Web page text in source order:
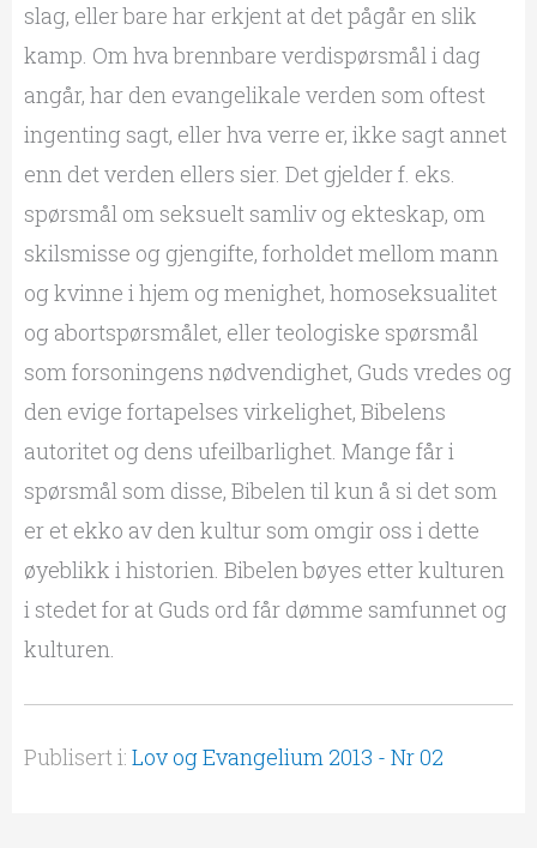
slag, eller bare har erkjent at det pågår en slik
kamp. Om hva brennbare verdispørsmål i dag
angår, har den evangelikale verden som oftest
ingenting sagt, eller hva verre er, ikke sagt annet
enn det verden ellers sier. Det gjelder f. eks.
spørsmål om seksuelt samliv og ekteskap, om
skilsmisse og gjengifte, forholdet mellom mann
og kvinne i hjem og menighet, homoseksualitet
og abortspørsmålet, eller teologiske spørsmål
som forsoningens nødvendighet, Guds vredes og
den evige fortapelses virkelighet, Bibelens
autoritet og dens ufeilbarlighet. Mange får i
spørsmål som disse, Bibelen til kun å si det som
er et ekko av den kultur som omgir oss i dette
øyeblikk i historien. Bibelen bøyes etter kulturen
i stedet for at Guds ord får dømme samfunnet og
kulturen.
Publisert i: Lov og Evangelium 2013 - Nr 02